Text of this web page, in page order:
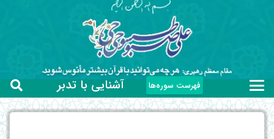
فهرست سوره‌ها آشنایی با تدبر